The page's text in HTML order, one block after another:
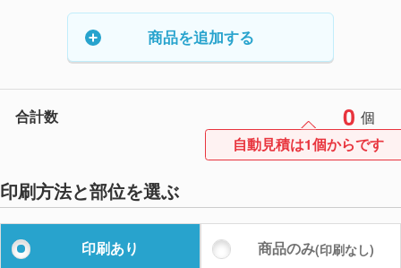
商品を追加する
合計数 0 個
自動見積は1個からです
印刷方法と部位を選ぶ
印刷あり 商品のみ(印刷なし)